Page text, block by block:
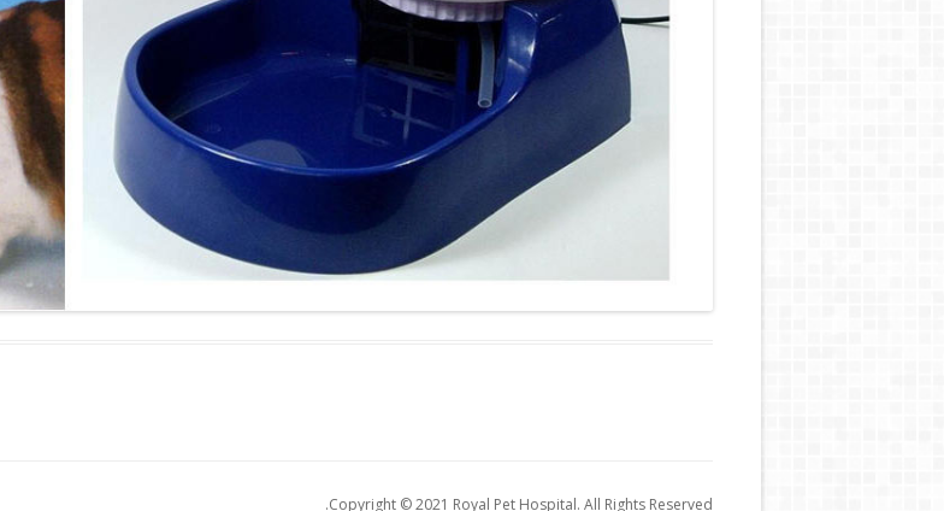
Copyright © 2021 Royal Pet Hospital. All Rights Reserved.